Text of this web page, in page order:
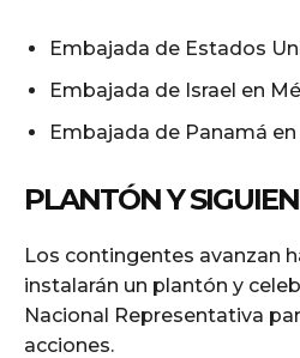
Embajada de Estados
Embajada de Israel en
Embajada de Panamá
PLANTÓN Y
Los contingentes avanzan
instalarán un plantón y
Nacional Representativa
acciones.